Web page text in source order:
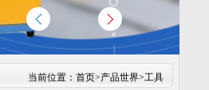
当前位置： 首页>产品世界>工具